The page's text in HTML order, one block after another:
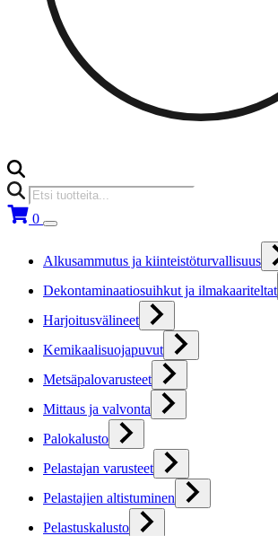
Products
search
0
Alkusammutus ja kiinteistöturvallisuus
Dekontaminaatiosuihkut ja ilmakaariteltat
Harjoitusvälineet
Kemikaalisuojapuvut
Metsäpalovarusteet
Mittaus ja valvonta
Palokalusto
Pelastajan varusteet
Pelastajien altistuminen
Pelastuskalusto